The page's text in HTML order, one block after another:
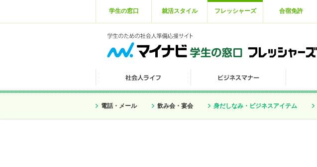
学生の窓口 就活スタイル フレッシャーズ 合宿免許
電話・メール 飲み会・宴会 身だしなみ・ビジネスアイテム